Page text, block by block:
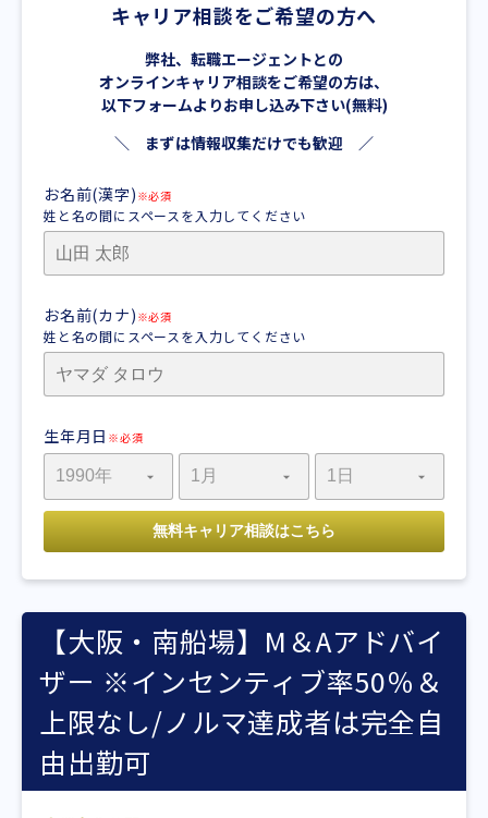
キャリア相談をご希望の方へ
弊社、転職エージェントとの
オンラインキャリア相談をご希望の方は、
以下フォームよりお申し込み下さい(無料)
＼ まずは情報収集だけでも歓迎 ／
お名前(漢字) ※必須
姓と名の間にスペースを入力してください
お名前(カナ) ※必須
姓と名の間にスペースを入力してください
生年月日 ※必須
【大阪・南船場】M＆Aアドバイ
ザー ※インセンティブ率50％＆
上限なし/ノルマ達成者は完全自
由出勤可